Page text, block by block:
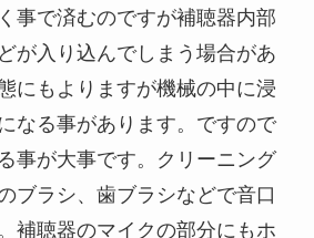
事で済むのですが補聴器内部
が入り込んでしまう場合があ
にもよりますが機械の中に浸
なる事があります。ですので
事が大事です。クリーニング
ブラシ、歯ブラシなどで音口
補聴器のマイクの部分にもホ